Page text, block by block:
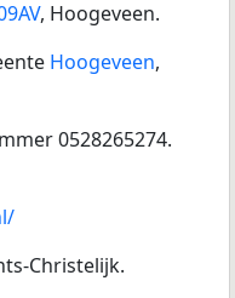
, Hoogeveen.
Hoogeveen,
0528265274.
Christelijk.